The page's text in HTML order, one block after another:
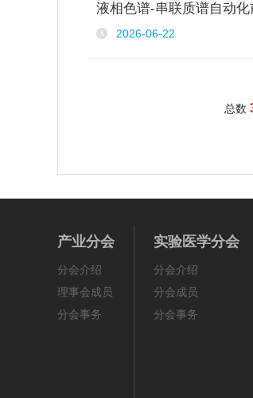
液相色谱-串联质谱自动
2026-06-22
总数
产业分会
分会介绍
理事会成员
分会事务
实验医学分会
分会介绍
分会成员
分会事务